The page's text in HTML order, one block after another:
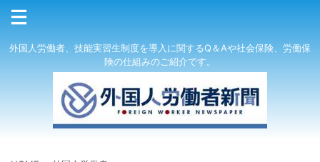
外国人労働者、技能実習生制度を導入に関するQ＆Aや社会保険、労働保
険の仕組みのご紹介です。